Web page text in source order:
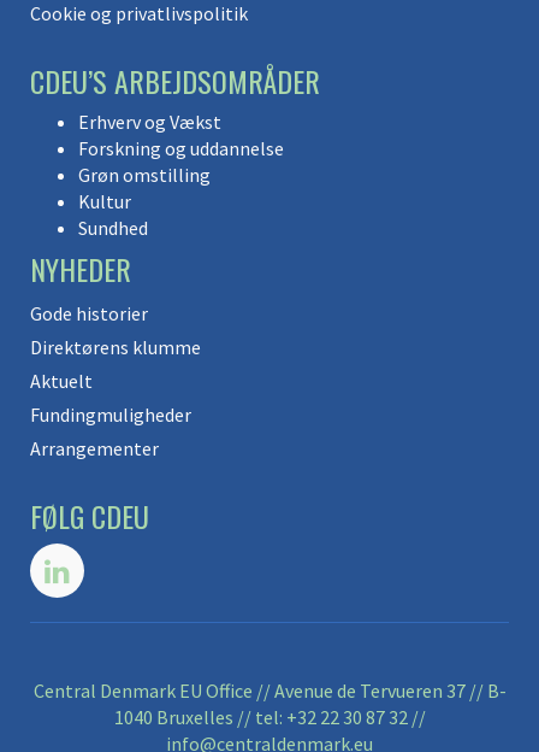
Cookie og privatlivspolitik
CDEU’S ARBEJDSOMRÅDER
Erhverv og Vækst
Forskning og uddannelse
Grøn omstilling
Kultur
Sundhed
NYHEDER
Gode historier
Direktørens klumme
Aktuelt
Fundingmuligheder
Arrangementer
FØLG CDEU
Central Denmark EU Office // Avenue de Tervueren 37 // B-
1040 Bruxelles // tel: +32 22 30 87 32//
info@centraldenmark.eu